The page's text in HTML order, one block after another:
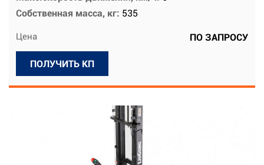
Собственная масса, кг: 535
Цена ПО ЗАПРОСУ
ПОЛУЧИТЬ КП